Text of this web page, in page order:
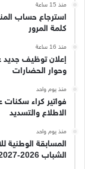
منذ 15 ساعة
استرجاع حساب
كلمة المرور
منذ 16 ساعة
إعلان توظيف جديد
وحوار الحضارات
منذ يوم واحد
الاطلاع والتسديد
منذ يوم واحد
المسابقة الوطنية
الشباب 2026-2027.. فتح التسجيل ورزنامة المسابقة كاملة